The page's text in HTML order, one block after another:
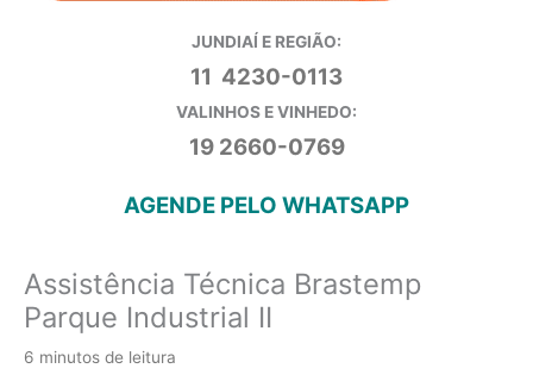
JUNDIAÍ E REGIÃO:
11 4230-0113
VALINHOS E VINHEDO:
19 2660-0769
AGENDE PELO WHATSAPP
Assistência Técnica Brastemp
Parque Industrial II
6 minutos de leitura